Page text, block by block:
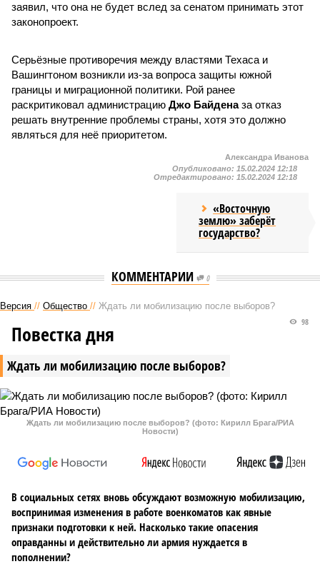
заявил, что она не будет вслед за сенатом принимать этот
законопроект.
Серьёзные противоречия между властями Техаса и
Вашингтоном возникли из-за вопроса защиты южной
границы и миграционной политики. Рой ранее
раскритиковал администрацию Джо Байденаза отказ
решать внутренние проблемы страны, хотя это должно
являться для неё приоритетом.
Александра Иванова
Опубликовано: 15.02.2024 12:18
Отредактировано: 15.02.2024 12:18
«Восточную
землю» заберёт
государство?
КОММЕНТАРИИ 0
Версия // Общество // Ждать ли мобилизацию после выборов?
Ждать ли мобилизацию после выборов?
98
Повестка дня
Ждать ли мобилизацию после выборов? (фото: Кирилл Брага/РИА
Новости)
В социальных сетях вновь обсуждают возможную мобилизацию,
воспринимая изменения в работе военкоматов как явные
признаки подготовки к ней. Насколько такие опасения
оправданны и действительно ли армия нуждается в
пополнении?